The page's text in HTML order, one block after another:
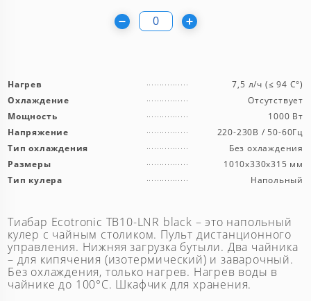
Нагрев
7,5 л/ч (≤ 94 C°)
Охлаждение
Отсутствует
Мощность
1000 Вт
Напряжение
220-230В / 50-60Гц
Тип охлаждения
Без охлаждения
Размеры
1010x330x315 мм
Тип кулера
Напольный
Тиабар Ecotronic TB10-LNR black – это напольный
кулер с чайным столиком. Пульт дистанционного
управления. Нижняя загрузка бутыли. Два чайника
– для кипячения (изотермический) и заварочный.
Без охлаждения, только нагрев. Нагрев воды в
чайнике до 100°С. Шкафчик для хранения.